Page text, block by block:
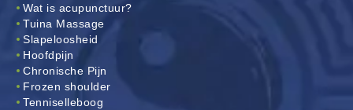
Wat is acupunctuur?
Tuina Massage
Slapeloosheid
Hoofdpijn
Chronische Pijn
Frozen shoulder
Tenniselleboog